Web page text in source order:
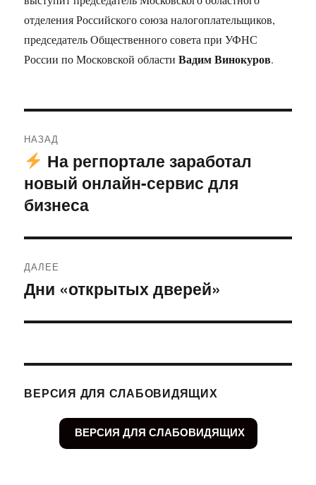
отделения Российского союза налогоплательщиков,
председатель Общественного совета при УФНС
России по Московской областиВадим Винокуров.
по
записям
НАЗАД
Предыдущая
запись:
На регпортале заработал
новый онлайн-сервис для
бизнеса
ДАЛЕЕ
Следующая
Дни «открытых дверей»
ВЕРСИЯ ДЛЯ СЛАБОВИДЯЩИХ
ВЕРСИЯ ДЛЯ СЛАБОВИДЯЩИХ